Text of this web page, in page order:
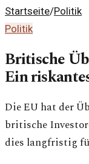
Startseite/Politik
Politik
Britische
Ein
Die EU hat der
britische
dies langfristig